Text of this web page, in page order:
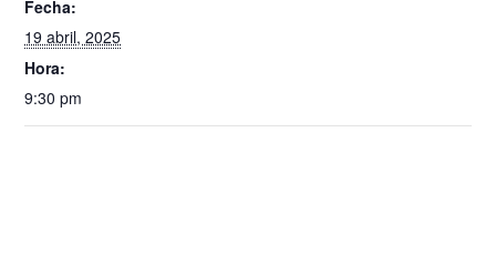
Fecha:
19 abril, 2025
Hora:
9:30 pm